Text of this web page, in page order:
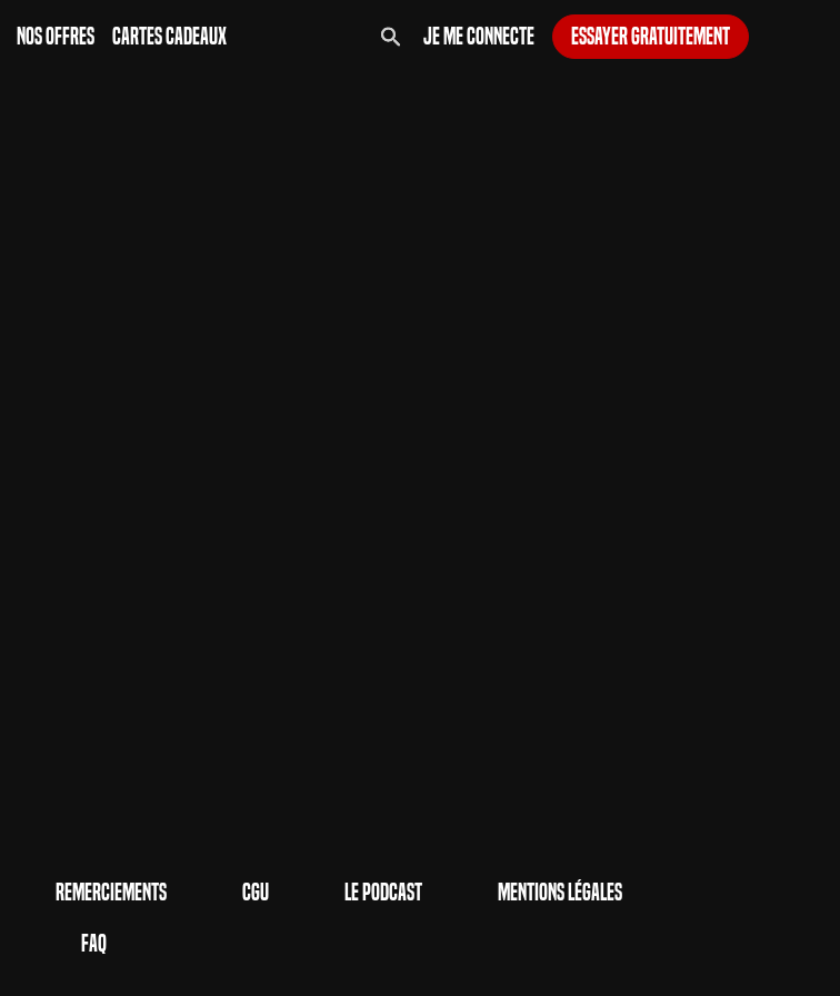
Nos Offres Cartes Cadeaux Je me connecte Essayer gratuitement
Remerciements CGU Le Podcast
Mentions Légales
FAQ